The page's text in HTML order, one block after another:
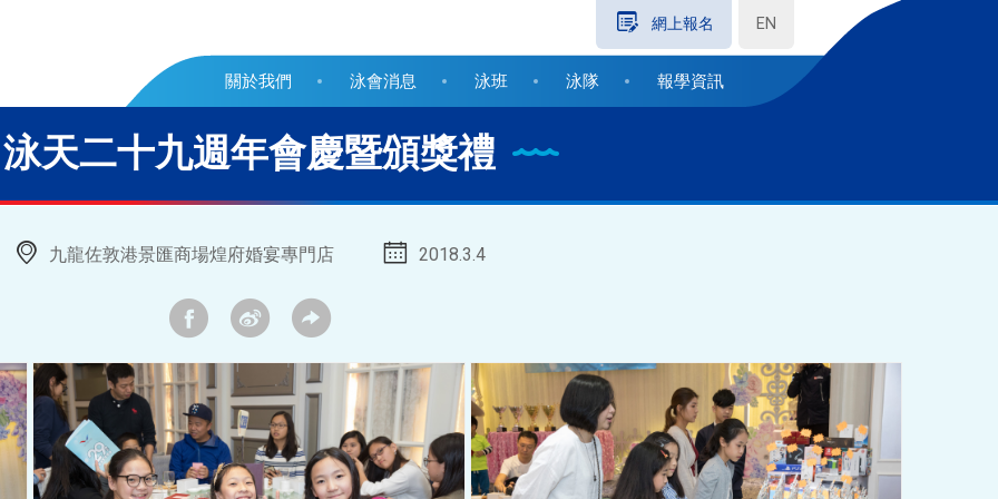
網上報名 EN
關於我們 泳會消息 泳班 泳隊 報學資訊
泳天二十九週年會慶暨頒獎禮
九龍佐敦港景匯商場煌府婚宴專門店 2018.3.4